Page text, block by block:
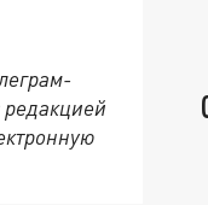
редакцией